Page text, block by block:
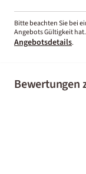
Bitte beachten Sie bei
Angebots Gültigkeit
Angebotsdetails.
Bewertungen